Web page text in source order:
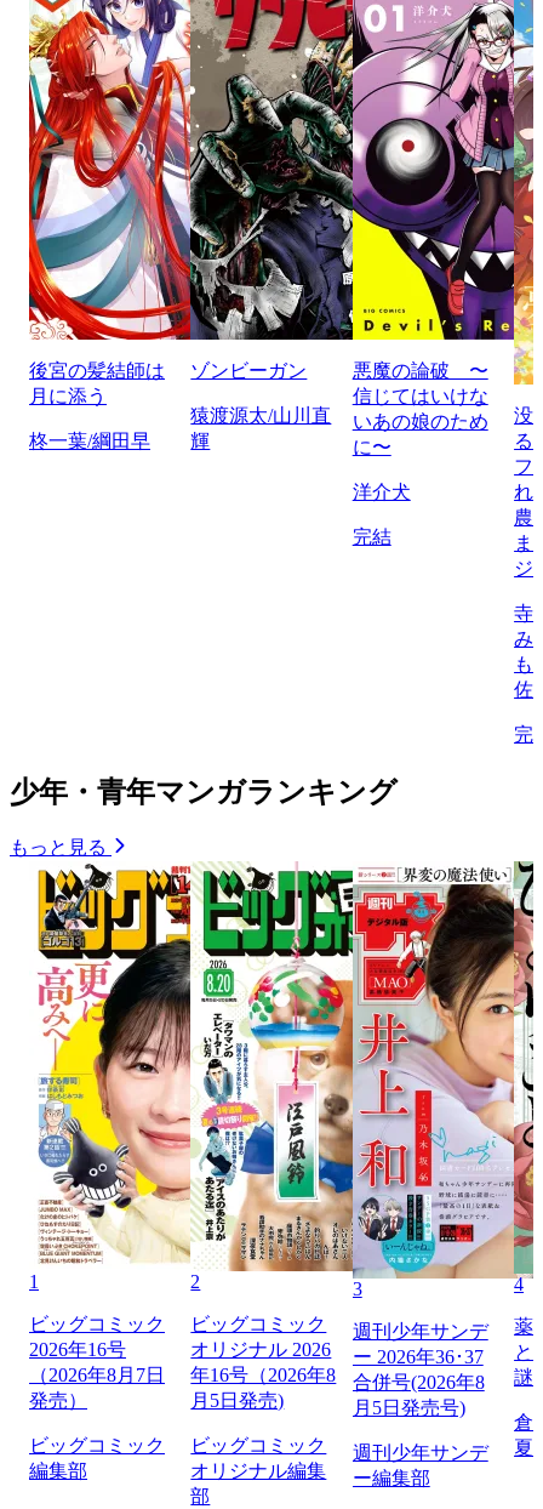
後宮の髪結師は
月に添う
柊一葉/綱田早
ゾンビーガン
猿渡源太/山川直
輝
悪魔の論破 〜
信じてはいけな
いあの娘のため
に〜
洋介犬
完結
没
る
フ
れ
農
ま
ジ
寺
み
も
佐
完
少年・青年マンガランキング
もっと見る
1
ビッグコミック
2026年16号
（2026年8月7日
発売）
ビッグコミック
編集部
2
ビッグコミック
オリジナル 2026
年16号（2026年8
月5日発売)
ビッグコミック
オリジナル編集
部
3
週刊少年サンデ
ー 2026年36･37
合併号(2026年8
月5日発売号)
週刊少年サンデ
ー編集部
4
薬
と
謎
倉
夏